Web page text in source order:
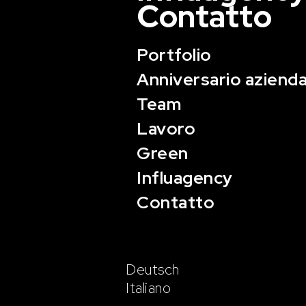
Contatto
Portfolio
Anniversario
Team
Lavoro
Green
Influagency
Contatto
Deutsch
Italiano